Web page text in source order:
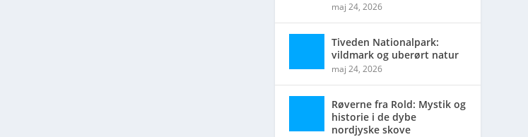
maj 24, 2026
Tiveden Nationalpark:
vildmark og uberørt natur
maj 24, 2026
Røverne fra Rold: Mystik og
historie i de dybe
nordjyske skove